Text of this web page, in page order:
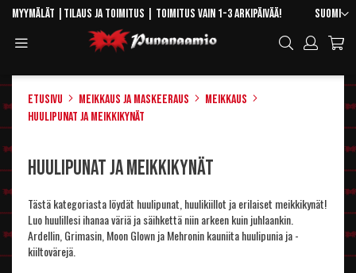
Skip
Content
Kieli
Suomi
Myymälät Tilaus ja toimitus | Toimitus vain 1-3 arkipäivää!
Hae
Etusivu Meikkaus ja maskeeraus
Meikkaus
Huulipunat ja meikkikynät
Huulipunat ja meikkikynät
Tästä kategoriasta löydät huulipunat, huulikiillot ja erilaiset meikkikynät!
Luo huulillesi ihanaa väriä ja säihkettä niin arkeen kuin juhlaankin.
Ardellin, Grimasin, Moon Glown ja Mehronin kauniita huulipunia ja -
kiiltovärejä.